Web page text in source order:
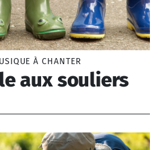
À CHANTER
aux souliers